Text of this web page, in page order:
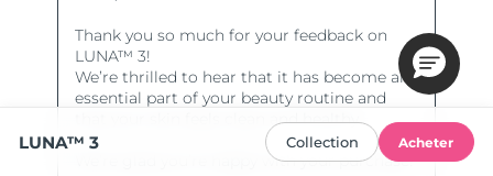
LUNA™ 3 Collection Acheter